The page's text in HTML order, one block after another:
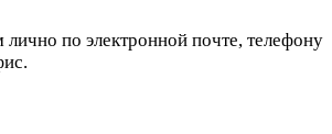
по электронной почте, телефону